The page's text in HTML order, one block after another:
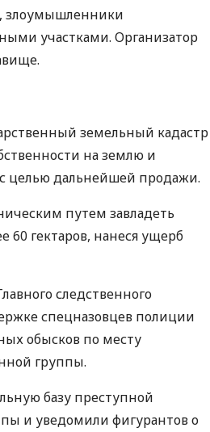
злоумышленники
участками. Организатор
земельный кадастр
на землю и
целью дальнейшей продажи.
путем завладеть
60 гектаров, нанеся ущерб
следственного
спецназовцев полиции
обысков по месту
группы.
базу преступной
и уведомили фигурантов о